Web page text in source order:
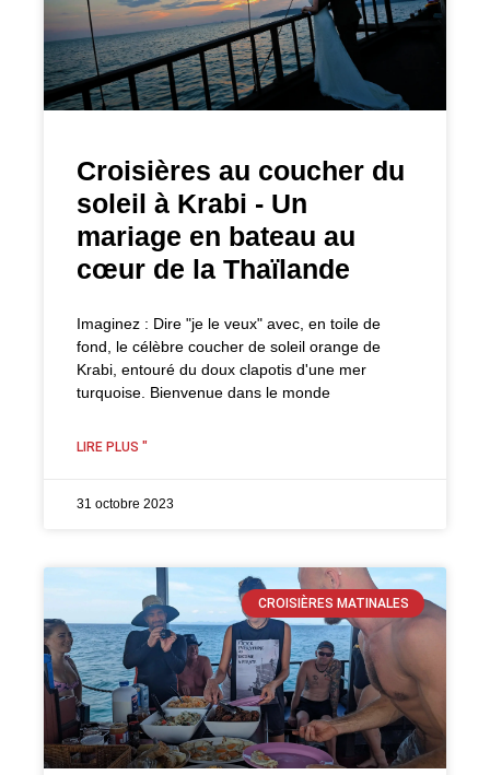
Croisières au coucher du
soleil à Krabi - Un
mariage en bateau au
cœur de la Thaïlande
Imaginez : Dire "je le veux" avec, en toile de
fond, le célèbre coucher de soleil orange de
Krabi, entouré du doux clapotis d'une mer
turquoise. Bienvenue dans le monde
LIRE PLUS "
31 octobre 2023
CROISIÈRES MATINALES